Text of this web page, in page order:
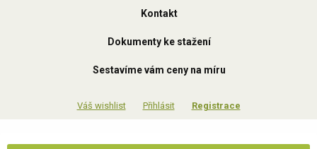
Kontakt
Dokumenty ke stažení
Sestavíme vám ceny na míru
Přihlásit Registrace